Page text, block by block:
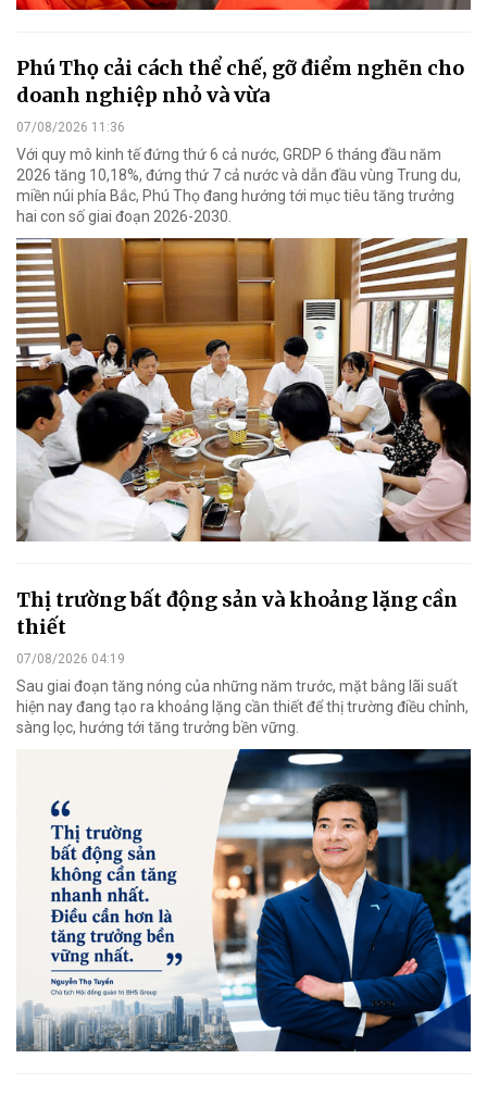
Phú Thọ cải cách thể chế, gỡ điểm nghẽn cho
doanh nghiệp nhỏ và vừa
07/08/2026 11:36
Với quy mô kinh tế đứng thứ 6 cả nước, GRDP 6 tháng đầu năm
2026 tăng 10,18%, đứng thứ 7 cả nước và dẫn đầu vùng Trung du,
miền núi phía Bắc, Phú Thọ đang hướng tới mục tiêu tăng trưởng
hai con số giai đoạn 2026-2030.
Thị trường bất động sản và khoảng lặng cần
thiết
07/08/2026 04:19
Sau giai đoạn tăng nóng của những năm trước, mặt bằng lãi suất
hiện nay đang tạo ra khoảng lặng cần thiết để thị trường điều chỉnh,
sàng lọc, hướng tới tăng trưởng bền vững.